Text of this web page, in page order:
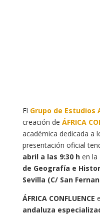
El Grupo de Estudios
creación de ÁFRICA
académica dedicada a
presentación oficial
abril a las 9:30 hen la
de Geografía e
Sevilla (C/ San
ÁFRICA CONFLUENCE
andaluza